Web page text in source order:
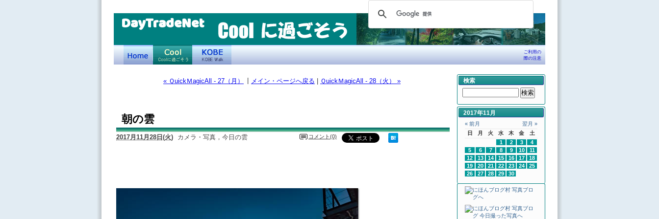
DayTradeNet
ご利用の
際の注意
« ＱuickＭagicAll - 27（月） メイン・ページへ戻る ＱuickＭagicAll - 28（火） »
朝の雲
2017月11月28日(火) カメラ・写真，今日の雲 コメント(0)
検索
2017年11月
« 前月
翌月 »
日
月 火 水 木 金
土
1
2 3
4
5
6 7 8 9 10
11
12
13 14 15 16 17
18
19
20 21 22 23 24
25
26
27 28 29 30